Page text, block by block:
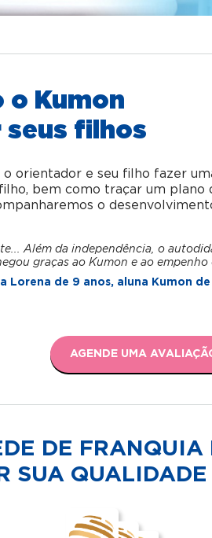
o Kumon
filhos
orientador e seu filho fazer
bem como traçar um
o
Além da independência, o
graças ao Kumon e ao empenho
Lorena de 9 anos, aluna Kumon
AGENDE UMA
DE FRANQUIA
SUA